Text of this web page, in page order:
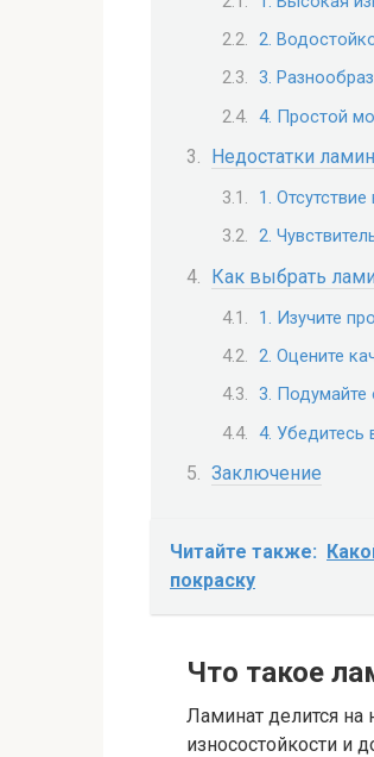
2.
3.
4. Простой
Недостатки
1.
2.
Как выбрать
1. Изучите
2. Оцените
3. Подумайте
4. Убедитесь
Заключение
Читайте также:
покраску
Что такое
Ламинат делится на
износостойкости и